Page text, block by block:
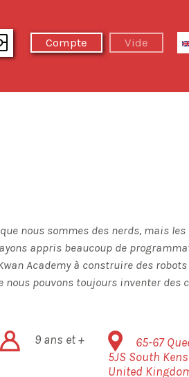
Compte Vide
nous sommes des nerds, mais
appris beaucoup de
Academy à construire des
nous pouvons toujours inventer des
9 ans et + 65-67
5JS South
United